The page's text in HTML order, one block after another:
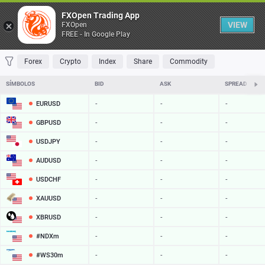
Tabela
FAVORITOS MOST TRADED TOP RISERS TOP FALLERS MOST
Forex Crypto Index Share Commodity
SÍMBOLOS BID ASK SPREAD
EURUSD - - -
GBPUSD - - -
USDJPY - - -
AUDUSD - - -
USDCHF - - -
XAUUSD - - -
XBRUSD - - -
#NDXm - - -
#WS30m - - -
FXOpen Trading App
FXOpen
FREE - In Google Play
VIEW